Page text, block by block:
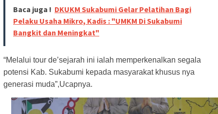
Baca juga ! DKUKM Sukabumi Gelar Pelatihan Bagi
Pelaku Usaha Mikro, Kadis : "UMKM Di Sukabumi
Bangkit dan Meningkat"
“Melalui tour de’sejarah ini ialah memperkenalkan segala
potensi Kab. Sukabumi kepada masyarakat khusus nya
generasi muda”,Ucapnya.